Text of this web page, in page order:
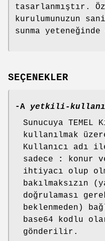
tasarlanmıştır.
kurulumunuzun
sunma
SEÇENEKLER
-A yetkili-
Sunucuya TEMEL
kullanılmak
Kullanıcı adı
sadece
:
konur
ihtiyacı olup
bakılmaksızın
doğrulaması
beklenmeden)
base64 kodlu
gönderilir.